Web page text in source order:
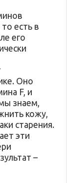
есть в
его
Оно
F, и
знаем,
кожу,
старения.
эти
–